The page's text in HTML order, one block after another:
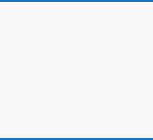
PlayStation 4, новости игр PS4, обзоры